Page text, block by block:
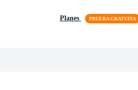
Planes